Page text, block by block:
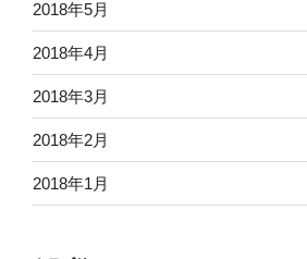
2018年5月
2018年4月
2018年3月
2018年2月
2018年1月